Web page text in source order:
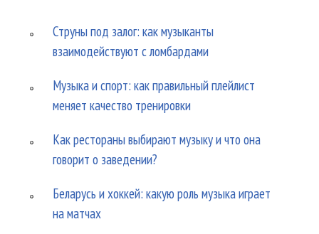
Струны под залог: как музыканты
взаимодействуют с ломбардами
Музыка и спорт: как правильный плейлист
меняет качество тренировки
Как рестораны выбирают музыку и что она
говорит о заведении?
Беларусь и хоккей: какую роль музыка играет
на матчах